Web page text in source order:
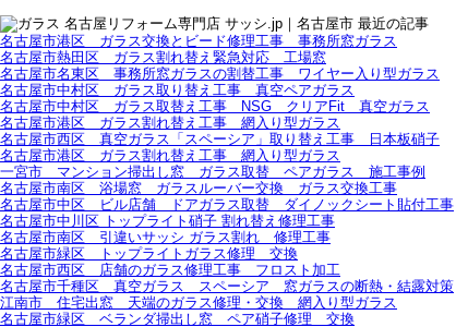
名古屋市港区 ガラス交換とビード修理工事 事務所窓ガラス
名古屋市熱田区 ガラス割れ替え緊急対応 工場窓
名古屋市名東区 事務所窓ガラスの割替工事 ワイヤー入り型ガラス
名古屋市中村区 ガラス取り替え工事 真空ペアガラス
名古屋市中村区 ガラス取替え工事 NSG クリアFit 真空ガラス
名古屋市港区 ガラス割れ替え工事 網入り型ガラス
名古屋市西区 真空ガラス「スペーシア」取り替え工事 日本板硝子
名古屋市港区 ガラス割れ替え工事 網入り型ガラス
一宮市 マンション掃出し窓 ガラス取替 ペアガラス 施工事例
名古屋市南区 浴場窓 ガラスルーバー交換 ガラス交換工事
名古屋市中区 ビル店舗 ドアガラス取替 ダイノックシート貼付工事
名古屋市中川区 トップライト硝子 割れ替え修理工事
名古屋市南区 引違いサッシ ガラス割れ 修理工事
名古屋市緑区 トップライトガラス修理 交換
名古屋市西区 店舗のガラス修理工事 フロスト加工
名古屋市千種区 真空ガラス スペーシア 窓ガラスの断熱・結露対策
江南市 住宅出窓 天端のガラス修理・交換 網入り型ガラス
名古屋市緑区 ベランダ掃出し窓 ペア硝子修理 交換